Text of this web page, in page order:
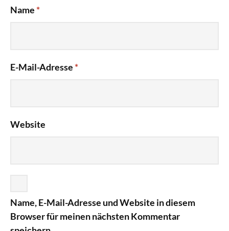
Name *
E-Mail-Adresse *
Website
Name, E-Mail-Adresse und Website in diesem
Browser für meinen nächsten Kommentar